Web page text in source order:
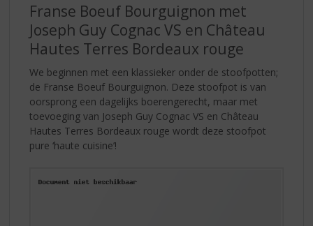
Franse Boeuf Bourguignon met
Joseph Guy Cognac VS en Château
Hautes Terres Bordeaux rouge
We beginnen met een klassieker onder de stoofpotten;
de Franse Boeuf Bourguignon. Deze stoofpot is van
oorsprong een dagelijks boerengerecht, maar met
toevoeging van Joseph Guy Cognac VS en Château
Hautes Terres Bordeaux rouge wordt deze stoofpot
pure ‘haute cuisine’!